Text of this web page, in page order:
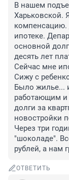
В нашем
Харьковской.
компенсацию.
ипотеке.
основной
десять лет
Сейчас мне
Сижу с
Было жилье...
работающим
долги за
новостройки
Через три
"шоколаде".
рублей, а нам
ОТВЕТИТЬ